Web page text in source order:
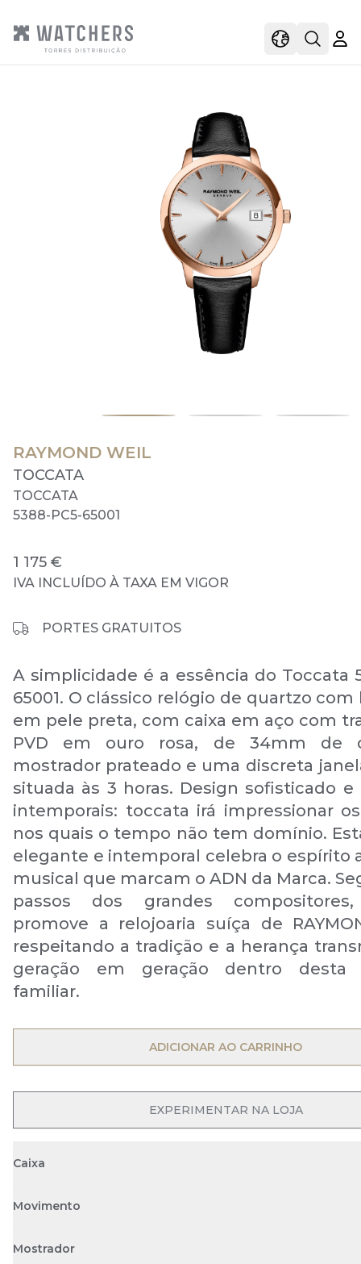
viewOpen
RAYMOND WEIL
TOCCATA
TOCCATA
5388-PC5-65001
1 175 €
IVA INCLUÍDO À TAXA EM VIGOR
PORTES GRATUITOS
A simplicidade é a essência do Toccata
65001. O clássico relógio de quartzo
em pele preta, com caixa em aço com
PVD em ouro rosa, de 34mm de
mostrador prateado e uma discreta
situada às 3 horas. Design sofisticado e
intemporais: toccata irá impressionar
nos quais o tempo não tem domínio.
elegante e intemporal celebra o espírito
musical que marcam o ADN da Marca.
passos dos grandes
promove a relojoaria suíça de
respeitando a tradição e a herança
geração em geração dentro desta
familiar.
OPEN MENU
ADICIONAR AO CARRINHO
EXPERIMENTAR NA LOJA
Caixa
Movimento
Mostrador